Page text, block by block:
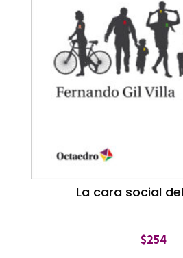
La cara social
$254